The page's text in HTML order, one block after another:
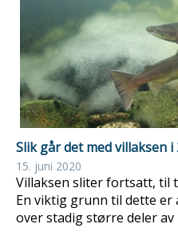
Slik går det med villaksen i
15. juni 2020
Villaksen sliter fortsatt, til
En viktig grunn til dette er
over stadig større deler av